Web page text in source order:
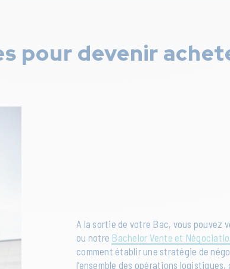
pour devenir
A la sortie de votre Bac, vous pouvez
ou notre Bachelor Vente et
comment établir une stratégie de
l’ensemble des opérations